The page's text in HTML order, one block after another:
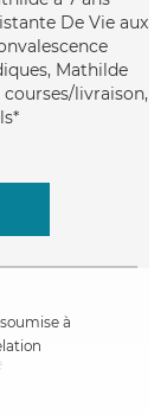
De Vie aux
Mathilde
courses/livraison,
à